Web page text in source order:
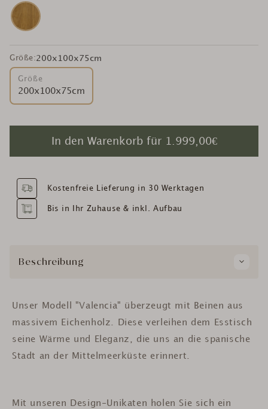
Größe:200x100x75cm
Größe
200x100x75cm
In den Warenkorb für 1.999,00€
Kostenfreie Lieferung in 30 Werktagen
Bis in Ihr Zuhause & inkl. Aufbau
Beschreibung
Unser Modell "Valencia" überzeugt mit Beinen aus
massivem Eichenholz. Diese verleihen dem Esstisch
seine Wärme und Eleganz, die uns an die spanische
Stadt an der Mittelmeerküste erinnert.
Mit unseren Design-Unikaten holen Sie sich ein